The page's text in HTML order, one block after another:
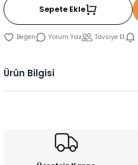
Sepete Ekle
Yorum Yaz Tavsiye Et
Ürün Bilgisi